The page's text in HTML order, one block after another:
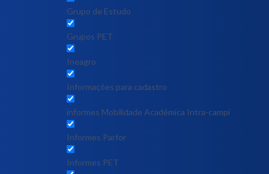
Grupo de Estudo
Grupos PET
Ineagro
Informações para cadastro
informes Mobilidade Acadêmica Intra-campi
Informes Parfor
Informes PET